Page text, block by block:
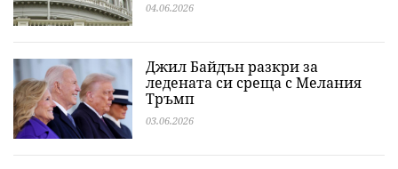
04.06.2026
Джил Байдън разкри за
ледената си среща с Мелания
Тръмп
03.06.2026